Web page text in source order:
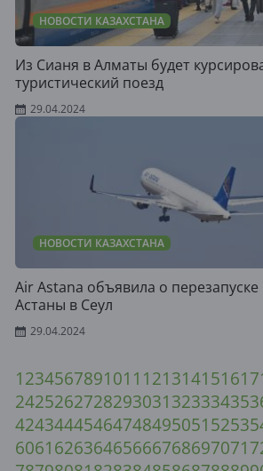
НОВОСТИ КАЗАХСТАНА
Из Сианя в Алматы будет
туристический поезд
29.04.2024
НОВОСТИ КАЗАХСТАНА
Air Astana объявила о перезапуске
Астаны в Сеул
29.04.2024
1234567891011 121314151617
242526272829303132333435
424344454647484950515253
606162636465666768697071